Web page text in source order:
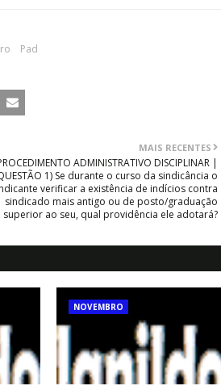
Pad
MAIS RECENTES
ADMINISTRATIVO DISCIPLINAR |
1) Se durante o curso da sindicância o
verificar a existência de indícios contra
sindicado mais antigo ou de posto/graduação
superior ao seu, qual providência ele adotará?
NOVEMBRO